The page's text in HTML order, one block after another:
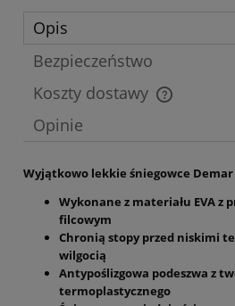
Opis
Bezpieczeństwo
Koszty dostawy
Cena nie zawiera ewentualnych
Opinie
Wyjątkowo lekkie śniegowce Demar
Wykonane z materiału EVA z
filcowym
Chronią stopy przed niskimi
wilgocią
Antypoślizgowa podeszwa z
termoplastycznego